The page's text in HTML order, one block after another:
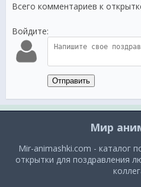
Всего комментариев к
Войдите:
Отправить
Мир
Mir-animashki.com - каталог
открытки для поздравления